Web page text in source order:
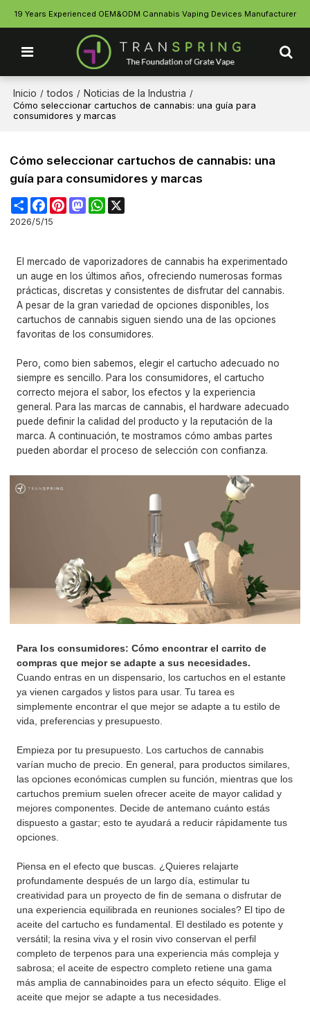
19 Years Experienced OEM&ODM Cannabis Vaping Devices Manufacturer
Inicio / todos / Noticias de la Industria /
Cómo seleccionar cartuchos de cannabis: una guía para
consumidores y marcas
Cómo seleccionar cartuchos de cannabis: una
guía para consumidores y marcas
ShareFacebookPinterestMastodonWhatsApp
2026/5/15
El mercado de vaporizadores de cannabis ha experimentado
un auge en los últimos años, ofreciendo numerosas formas
prácticas, discretas y consistentes de disfrutar del cannabis.
A pesar de la gran variedad de opciones disponibles, los
cartuchos de cannabis siguen siendo una de las opciones
favoritas de los consumidores.
Pero, como bien sabemos, elegir el cartucho adecuado no
siempre es sencillo. Para los consumidores, el cartucho
correcto mejora el sabor, los efectos y la experiencia
general. Para las marcas de cannabis, el hardware adecuado
puede definir la calidad del producto y la reputación de la
marca. A continuación, te mostramos cómo ambas partes
pueden abordar el proceso de selección con confianza.
Para los consumidores: Cómo encontrar el carrito de
compras que mejor se adapte a sus necesidades.
Cuando entras en un dispensario, los cartuchos en el estante
ya vienen cargados y listos para usar. Tu tarea es
simplemente encontrar el que mejor se adapte a tu estilo de
vida, preferencias y presupuesto.
Empieza por tu presupuesto. Los cartuchos de cannabis
varían mucho de precio. En general, para productos similares,
las opciones económicas cumplen su función, mientras que los
cartuchos premium suelen ofrecer aceite de mayor calidad y
mejores componentes. Decide de antemano cuánto estás
dispuesto a gastar; esto te ayudará a reducir rápidamente tus
opciones.
Piensa en el efecto que buscas. ¿Quieres relajarte
profundamente después de un largo día, estimular tu
creatividad para un proyecto de fin de semana o disfrutar de
una experiencia equilibrada en reuniones sociales? El tipo de
aceite del cartucho es fundamental. El destilado es potente y
versátil; la resina viva y el rosin vivo conservan el perfil
completo de terpenos para una experiencia más compleja y
sabrosa; el aceite de espectro completo retiene una gama
más amplia de cannabinoides para un efecto séquito. Elige el
aceite que mejor se adapte a tus necesidades.